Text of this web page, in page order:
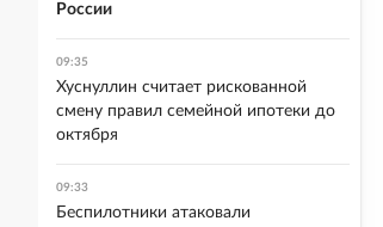
России
09:35
Хуснуллин считает рискованной
смену правил семейной ипотеки до
октября
09:33
Беспилотники атаковали